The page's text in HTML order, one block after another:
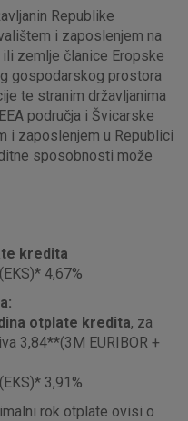
Republike
i zaposlenjem na
zemlje članice Eropske
gospodarskog prostora
te stranim državljanima
područja i Švicarske
i zaposlenjem u Republici
sposobnosti može
kredita
4,67%
otplate kredita, za
3,84**(3M EURIBOR +
3,91%
rok otplate ovisi o